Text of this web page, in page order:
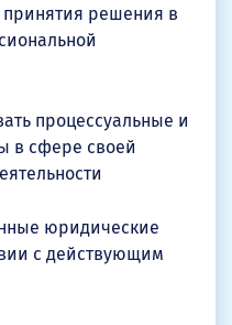
решения в
процессуальные и
в сфере своей
юридические
с действующим